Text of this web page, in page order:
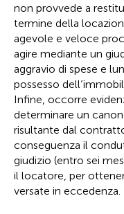
non provvede a
termine della
agevole e veloce
agire mediante un
aggravio di spese e
possesso
Infine, occorre
determinare un
risultante dal
conseguenza il
giudizio (entro sei
il locatore, per
versate in eccedenza.